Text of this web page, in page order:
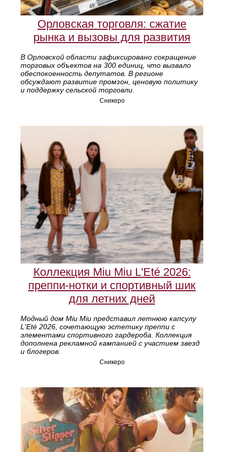
Орловская торговля: сжатие
рынка и вызовы для развития
В Орловской области зафиксировано сокращение
торговых объектов на 300 единиц, что вызвало
обеспокоенность депутатов. В регионе
обсуждают развитие промзон, ценовую политику
и поддержку сельской торговли.
Сникеро
Коллекция Miu Miu L'Eté 2026:
преппи-нотки и спортивный шик
для летних дней
Модный дом Miu Miu представил летнюю капсулу
L'Eté 2026, сочетающую эстетику преппи с
элементами спортивного гардероба. Коллекция
дополнена рекламной кампанией с участием звезд
и блогеров.
Сникеро